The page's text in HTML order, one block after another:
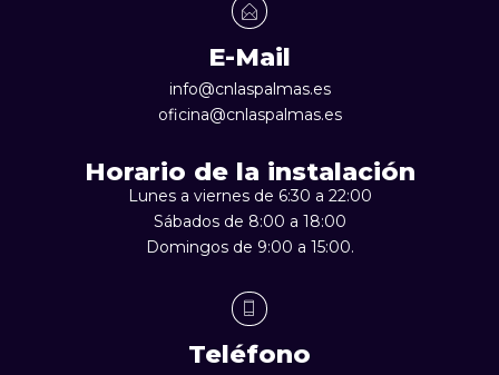
E-Mail
info@cnlaspalmas.es
oficina@cnlaspalmas.es
Horario de la instalación
Lunes a viernes de 6:30 a 22:00
Sábados de 8:00 a 18:00
Domingos de 9:00 a 15:00.
Teléfono